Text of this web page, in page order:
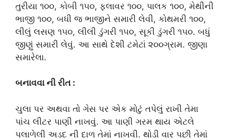
તુરીયા ૧૦૦, કોબી ૧૫૦, ફ્લાવર ૧૦૦, પાલક ૧૦૦, મેથીની
ભાજી ૧૦૦, બધી જ ભાજીને સમારી લેવી, કોથમરી ૧૦૦,
લીલું લસણ ૧૫૦, લીલી ડુંગરી ૧૫૦, સૂકી ડુંગરી ૧૫૦. બધું
જીણું સમારી લેવું. આ સાથે દેશી ટમેટાં ૨૦૦ગ્રામ. જીણા
સમારેલા.
બનાવવા ની રીત :
ચુલા પર અથવા તો ગેસ પર એક મોટું તપેલું રાખી તેમા
પાંચ લીટર પાણી નાખવું. આ પાણી ગરમ થાય એટલે
પલાળેલી અડદ ની દાળ તેમાં નાખવી. થોડી વાર પછી તેમાં